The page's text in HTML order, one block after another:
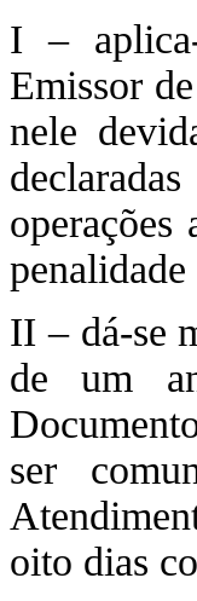
I –
Emissor
nele
operações
II – dá-se
de um
ser
oito dias